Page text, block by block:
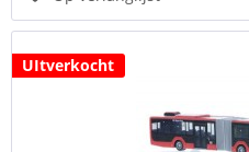
UItverkocht